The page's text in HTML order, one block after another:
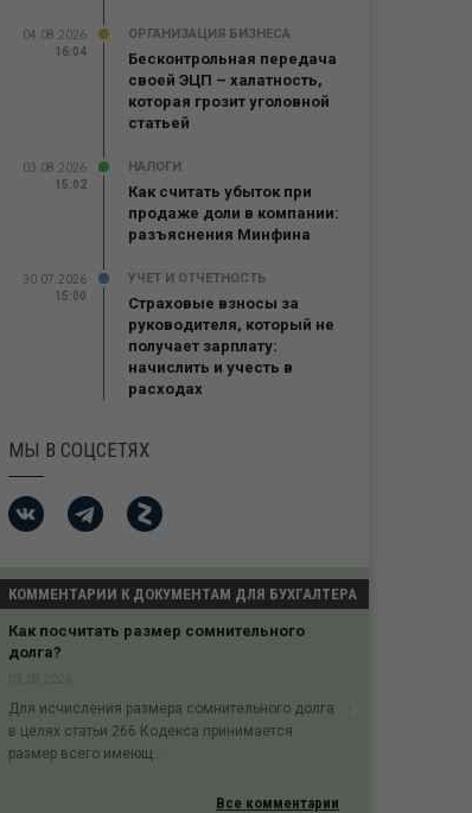
04.08.2026
16:04
ОРГАНИЗАЦИЯ БИЗНЕСА
Бесконтрольная передача
своей ЭЦП – халатность,
которая грозит уголовной
статьей
03.08.2026
15:02
НАЛОГИ
Как считать убыток при
продаже доли в компании:
разъяснения Минфина
30.07.2026
15:00
УЧЕТ И ОТЧЕТНОСТЬ
Страховые взносы за
руководителя, который не
получает зарплату:
начислить и учесть в
расходах
МЫ В СОЦСЕТЯХ
КОММЕНТАРИИ К ДОКУМЕНТАМ ДЛЯ БУХГАЛТЕРА
Как посчитать размер сомнительного
долга?
Для исчисления размера сомнительного долга
в целях статьи 266 Кодекса принимается
размер всего имеющ...
Previous
Все комментарии